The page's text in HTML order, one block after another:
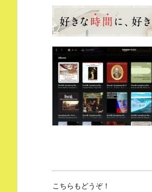
こちらもどうぞ！